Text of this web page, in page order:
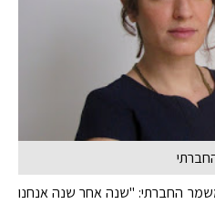
החברתי: "שנה אחר שנה אנחנו